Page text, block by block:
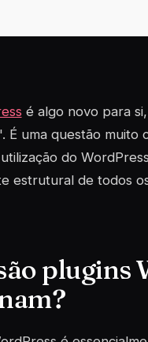
é algo novo para
É uma questão muito
do
estrutural de todos
plugins